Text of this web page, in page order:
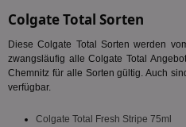
Colgate Total Sorten
Diese Colgate Total Sorten werden
zwangsläufig alle Colgate Total
Chemnitz für alle Sorten gültig. Auch
verfügbar.
Colgate Total Fresh Stripe 75ml
Unbedingt erforderlich
Targeting
Unbedingt erforderliche
wesentliche
Website nicht